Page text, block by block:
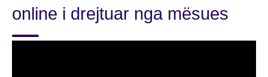
online i drejtuar nga mësues